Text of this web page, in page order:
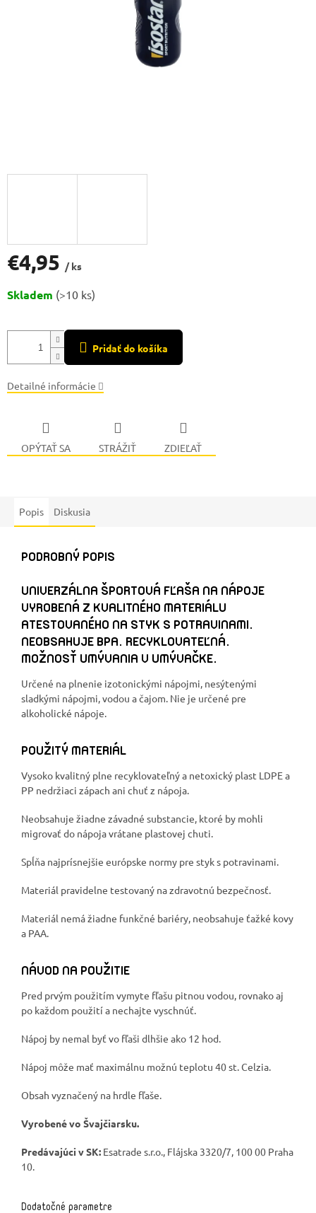
€4,95 / ks
cena:
Skladem (>10 ks)
Pridať do košíka
Detailné informácie
OPÝTAŤ SA STRÁŽIŤ ZDIEĽAŤ
Popis Diskusia
PODROBNÝ POPIS
UNIVERZÁLNA ŠPORTOVÁ FĽAŠA NA NÁPOJE
VYROBENÁ Z KVALITNÉHO MATERIÁLU
ATESTOVANÉHO NA STYK S POTRAVINAMI.
NEOBSAHUJE BPA. RECYKLOVATEĽNÁ.
MOŽNOSŤ UMÝVANIA V UMÝVAČKE.
Určené na plnenie izotonickými nápojmi, nesýtenými
sladkými nápojmi, vodou a čajom. Nie je určené pre
alkoholické nápoje.
POUŽITÝ MATERIÁL
Vysoko kvalitný plne recyklovateľný a netoxický plast LDPE a
PP nedržiaci zápach ani chuť z nápoja.
Neobsahuje žiadne závadné substancie, ktoré by mohli
migrovať do nápoja vrátane plastovej chuti.
Spĺňa najprísnejšie európske normy pre styk s potravinami.
Materiál pravidelne testovaný na zdravotnú bezpečnosť.
Materiál nemá žiadne funkčné bariéry, neobsahuje ťažké kovy
a PAA.
NÁVOD NA POUŽITIE
Pred prvým použitím vymyte fľašu pitnou vodou, rovnako aj
po každom použití a nechajte vyschnúť.
Nápoj by nemal byť vo fľaši dlhšie ako 12 hod.
Nápoj môže mať maximálnu možnú teplotu 40 st. Celzia.
Obsah vyznačený na hrdle fľaše.
Vyrobené vo Švajčiarsku.
Predávajúci v SK: Esatrade s.r.o., Flájska 3320/7, 100 00 Praha
10.
Dodatočné parametre